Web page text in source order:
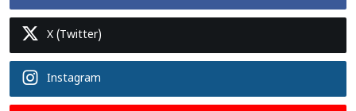
X (Twitter)
Instagram